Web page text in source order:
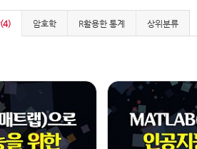
암호학 R활용한 통계 상위분류